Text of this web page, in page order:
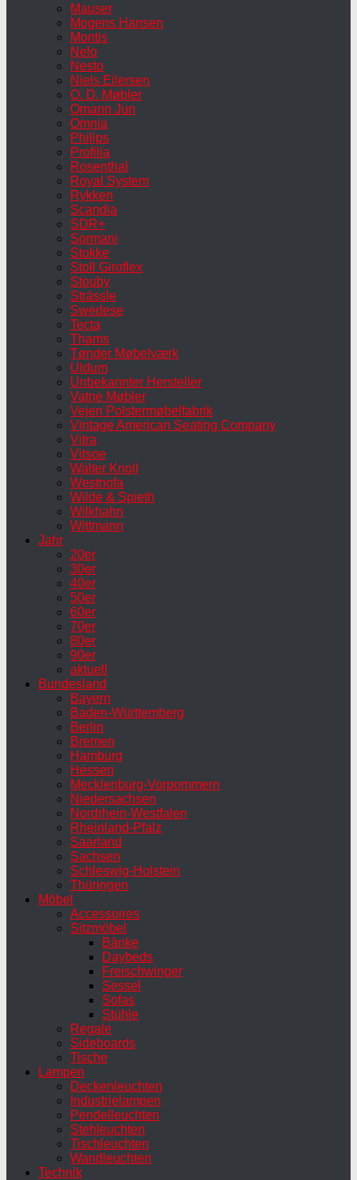
Mauser
Mogens Hansen
Montis
Nelo
Nesto
Niels Eilersen
O. D. Møbler
Omann Jun
Omnia
Philips
Profilia
Rosenthal
Royal System
Rykken
Scandia
SDR+
Sormani
Stokke
Stoll Giroflex
Stouby
Strässle
Swedese
Tecta
Thams
Tønder Møbelværk
Uldum
Unbekannter Hersteller
Vatne Møbler
Vejen Polstermøbelfabrik
Vintage American Seating Company
Vitra
Vitsoe
Walter Knoll
Westnofa
Wilde & Spieth
Wilkhahn
Wittmann
Jahr
20er
30er
40er
50er
60er
70er
80er
90er
aktuell
Bundesland
Bayern
Baden-Württemberg
Berlin
Bremen
Hamburg
Hessen
Mecklenburg-Vorpommern
Niedersachsen
Nordrhein-Westfalen
Rheinland-Pfalz
Saarland
Sachsen
Schleswig-Holstein
Thüringen
Möbel
Accessoires
Sitzmöbel
Bänke
Daybeds
Freischwinger
Sessel
Sofas
Stühle
Regale
Sideboards
Tische
Lampen
Deckenleuchten
Industrielampen
Pendelleuchten
Stehleuchten
Tischleuchten
Wandleuchten
Technik